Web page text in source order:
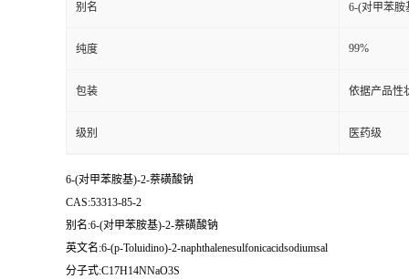
别名 6-(对甲苯胺
纯度 99%
包装 依据产品性
级别 医药级
6-(对甲苯胺基)-2-萘磺酸钠
CAS:53313-85-2
别名:6-(对甲苯胺基)-2-萘磺酸钠
英文名:6-(p-Toluidino)-2-naphthalenesulfonicacidsodiumsal
分子式:C17H14NNaO3S